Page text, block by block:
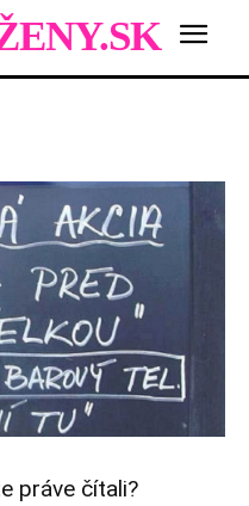
práve čítali?